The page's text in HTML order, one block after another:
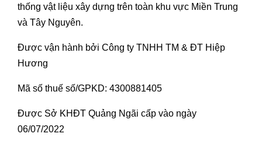
thống vật liệu xây dựng trên toàn khu vực Miền Trung
và Tây Nguyên.
Được vận hành bởi Công ty TNHH TM & ĐT Hiệp
Hương
Mã số thuế số/GPKD: 4300881405
Được Sở KHĐT Quảng Ngãi cấp vào ngày
06/07/2022